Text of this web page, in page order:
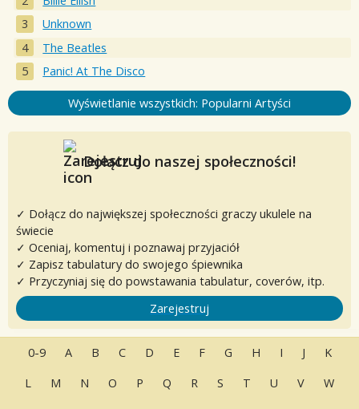
Unknown
The Beatles
Panic! At The Disco
Wyświetlanie wszystkich: Popularni Artyści
Dołącz do naszej społeczności!
✓ Dołącz do największej społeczności graczy ukulele na
świecie
✓ Oceniaj, komentuj i poznawaj przyjaciół
✓ Zapisz tabulatury do swojego śpiewnika
✓ Przyczyniaj się do powstawania tabulatur, coverów, itp.
Zarejestruj
0-9 A B C D E F G H I J
K
L
M N O P Q R S T U V
W